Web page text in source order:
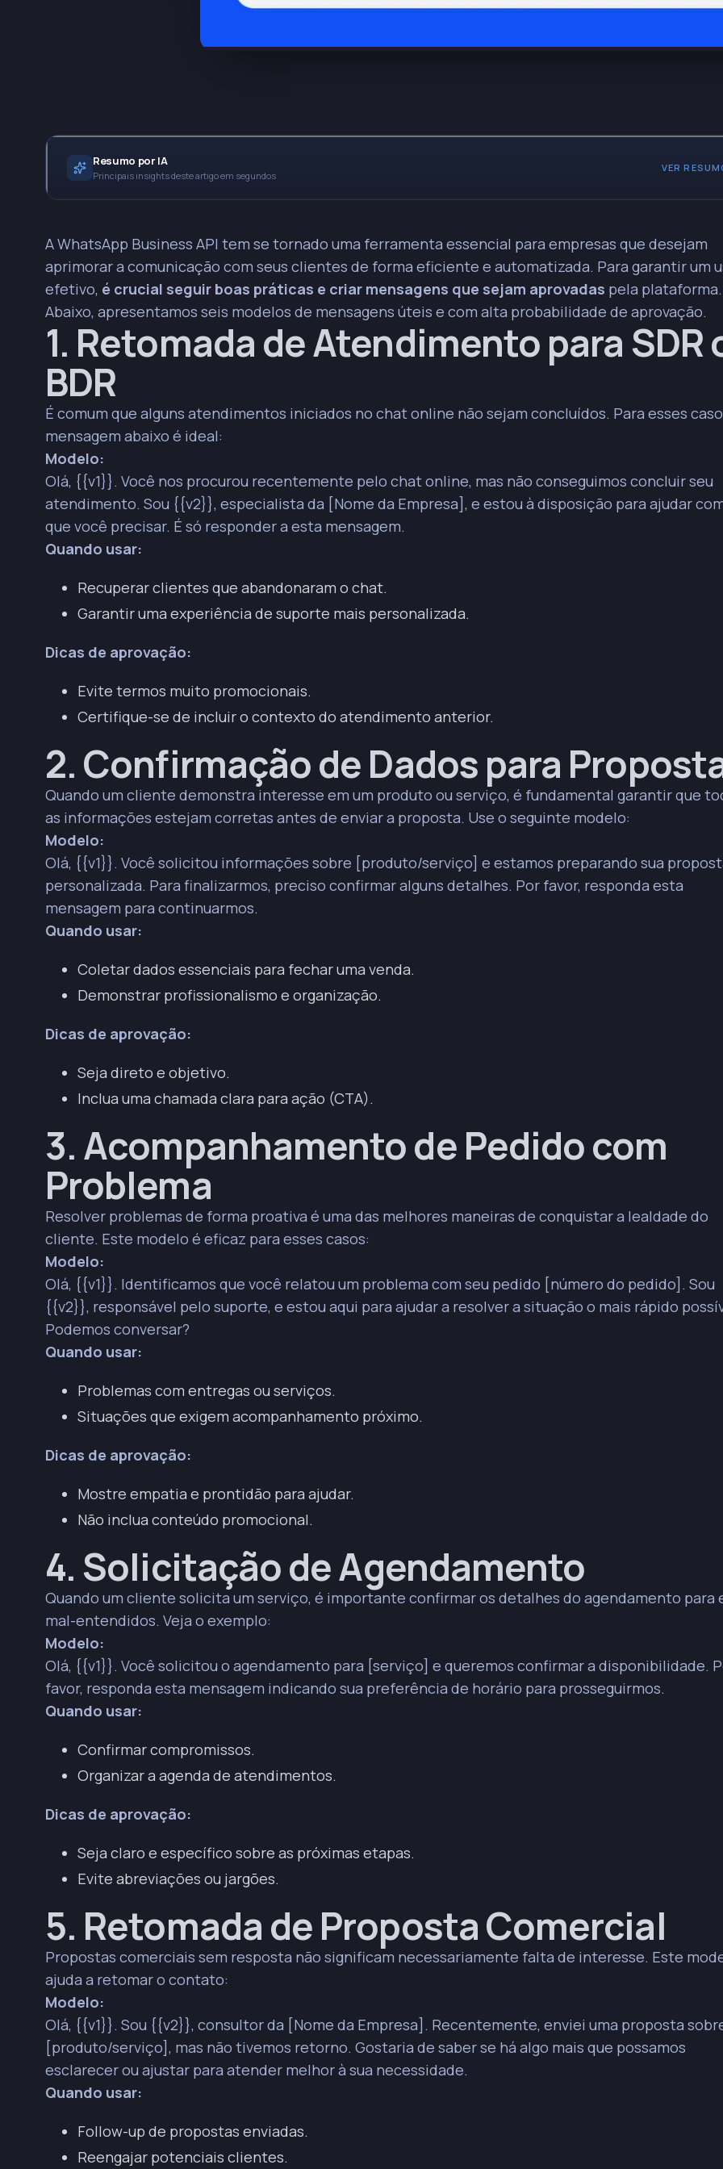
Resumo por IA
Principais insights deste artigo em segundos
VER
personalizam o suporte.
Confirmações de dados para propostas devem ser diretas, com clara chamada para ação, demonstrando
agilidade.
Acompanhamento proativo de pedidos com problemas, mostrando empatia e prontidão, fortalece a lealdade do cliente.
Solicitações de agendamento precisam ser claras quanto aos próximos passos e opções de horário para evitar mal-
entendidos.
Follow-up de propostas comerciais deve contextualizar o contato anterior e demonstrar abertura para ajustes,
leads.
Validação de documentos em processos de cadastro deve informar o próximo passo de forma profissional e amigável.
Para aprovação de modelos, evite termos promocionais, seja direto, inclua contexto e personalize com dados do cliente.
Mensagens de utilidade devem reforçar a continuidade do atendimento e o propósito vinculando-o à solicitação inicial do
cliente.
Enviar modelos de utilidade como parte de uma conversa iniciada pelo cliente é crucial para a aprovação.
A WhatsApp Business API tem se tornado uma ferramenta essencial para empresas que desejam
aprimorar a comunicação com seus clientes de forma eficiente e automatizada. Para garantir um
efetivo, é crucial seguir boas práticas e criar mensagens que sejam aprovadas pela plataforma.
Abaixo, apresentamos seis modelos de mensagens úteis e com alta probabilidade de aprovação.
1. Retomada de Atendimento para SDR
BDR
É comum que alguns atendimentos iniciados no chat online não sejam concluídos. Para esses
mensagem abaixo é ideal:
Modelo:
Olá, {{v1}}. Você nos procurou recentemente pelo chat online, mas não conseguimos concluir seu
atendimento. Sou {{v2}}, especialista da [Nome da Empresa], e estou à disposição para ajudar
que você precisar. É só responder a esta mensagem.
Quando usar:
Recuperar clientes que abandonaram o chat.
Garantir uma experiência de suporte mais personalizada.
Dicas de aprovação:
Evite termos muito promocionais.
Certifique-se de incluir o contexto do atendimento anterior.
2. Confirmação de Dados para
Quando um cliente demonstra interesse em um produto ou serviço, é fundamental garantir que
as informações estejam corretas antes de enviar a proposta. Use o seguinte modelo:
Modelo:
Olá, {{v1}}. Você solicitou informações sobre [produto/serviço] e estamos preparando sua
personalizada. Para finalizarmos, preciso confirmar alguns detalhes. Por favor, responda esta
mensagem para continuarmos.
Quando usar:
Coletar dados essenciais para fechar uma venda.
Demonstrar profissionalismo e organização.
Dicas de aprovação:
Seja direto e objetivo.
Inclua uma chamada clara para ação (CTA).
3. Acompanhamento de Pedido com
Problema
Resolver problemas de forma proativa é uma das melhores maneiras de conquistar a lealdade do
cliente. Este modelo é eficaz para esses casos:
Modelo:
Olá, {{v1}}. Identificamos que você relatou um problema com seu pedido [número do pedido]. Sou
{{v2}}, responsável pelo suporte, e estou aqui para ajudar a resolver a situação o mais rápido
Podemos conversar?
Quando usar:
Problemas com entregas ou serviços.
Situações que exigem acompanhamento próximo.
Dicas de aprovação:
Mostre empatia e prontidão para ajudar.
Não inclua conteúdo promocional.
4. Solicitação de Agendamento
Quando um cliente solicita um serviço, é importante confirmar os detalhes do agendamento para
mal-entendidos. Veja o exemplo:
Modelo:
Olá, {{v1}}. Você solicitou o agendamento para [serviço] e queremos confirmar a disponibilidade.
favor, responda esta mensagem indicando sua preferência de horário para prosseguirmos.
Quando usar:
Confirmar compromissos.
Organizar a agenda de atendimentos.
Dicas de aprovação:
Seja claro e específico sobre as próximas etapas.
Evite abreviações ou jargões.
5. Retomada de Proposta Comercial
Propostas comerciais sem resposta não significam necessariamente falta de interesse. Este
ajuda a retomar o contato:
Modelo:
Olá, {{v1}}. Sou {{v2}}, consultor da [Nome da Empresa]. Recentemente, enviei uma proposta
[produto/serviço], mas não tivemos retorno. Gostaria de saber se há algo mais que possamos
esclarecer ou ajustar para atender melhor à sua necessidade.
Quando usar:
Follow-up de propostas enviadas.
Reengajar potenciais clientes.